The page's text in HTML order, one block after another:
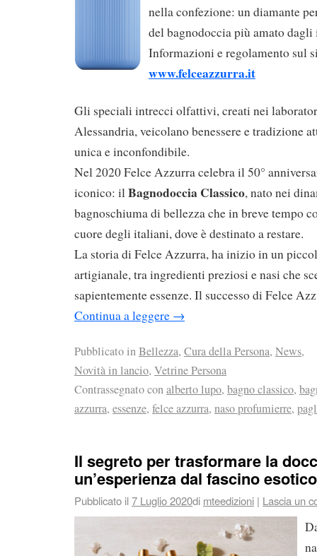
nella confezione: un diamante
del bagnodoccia più amato
Informazioni e regolamento sul
www.felceazzurra.it
Gli speciali intrecci olfattivi, creati nei
Alessandria, veicolano benessere e tradizione
unica e inconfondibile.
Nel 2020 Felce Azzurra celebra il 50°
iconico: il Bagnodoccia Classico, nato nei
bagnoschiuma di bellezza che in breve tempo
cuore degli italiani, dove è destinato a restare.
La storia di Felce Azzurra, ha inizio in un
artigianale, tra ingredienti preziosi e nasi che
sapientemente essenze. Il successo di Felce
Continua a leggere →
Pubblicato inBellezza, Cura della Persona, News,
Novità in lancio, Vetrine Persona
Contrassegnato conalberto lupo, bagno classico,
azzurra, essenze, felce azzurra, naso profumierre,
Il segreto per trasformare la
un’esperienza dal fascino esotico
Pubblicato il7 Luglio 2020di mteedizioni | Lascia un